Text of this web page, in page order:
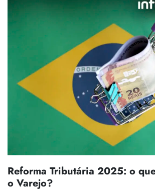
Reforma Tributária 2025: o
o Varejo?